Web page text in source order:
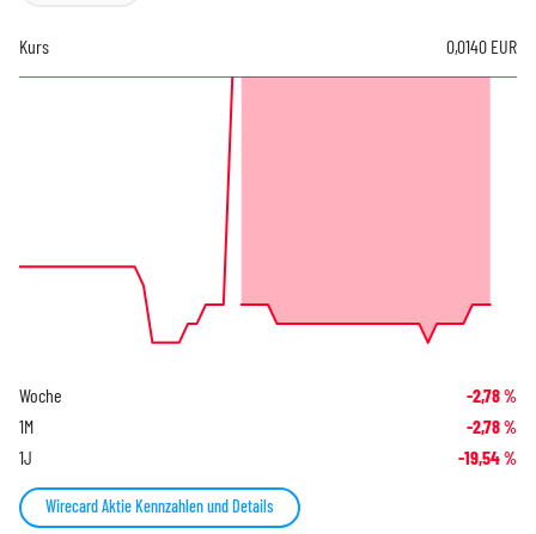
Kurs 0,0140 EUR
Woche -2,78%
1M -2,78%
1J -19,54%
Wirecard Aktie Kennzahlen und Details